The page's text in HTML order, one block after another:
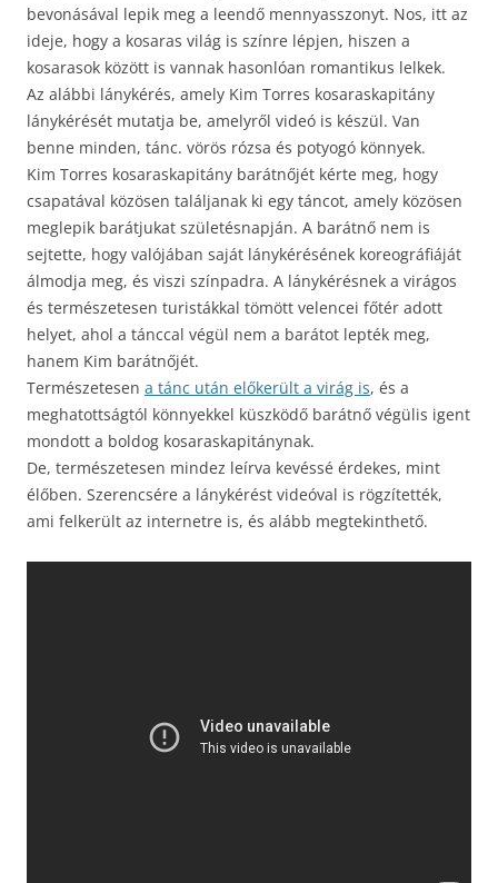
bevonásával lepik meg a leendő mennyasszonyt. Nos, itt az
ideje, hogy a kosaras világ is színre lépjen, hiszen a
kosarasok között is vannak hasonlóan romantikus lelkek.
Az alábbi lánykérés, amely Kim Torres kosaraskapitány
lánykérését mutatja be, amelyről videó is készül. Van
benne minden, tánc. vörös rózsa és potyogó könnyek.
Kim Torres kosaraskapitány barátnőjét kérte meg, hogy
csapatával közösen találjanak ki egy táncot, amely közösen
meglepik barátjukat születésnapján. A barátnő nem is
sejtette, hogy valójában saját lánykérésének koreográfiáját
álmodja meg, és viszi színpadra. A lánykérésnek a virágos
és természetesen turistákkal tömött velencei főtér adott
helyet, ahol a tánccal végül nem a barátot lepték meg,
hanem Kim barátnőjét.
Természetesen a tánc után előkerült a virág is, és a
meghatottságtól könnyekkel küszködő barátnő végülis igent
mondott a boldog kosaraskapitánynak.
De, természetesen mindez leírva kevéssé érdekes, mint
élőben. Szerencsére a lánykérést videóval is rögzítették,
ami felkerült az internetre is, és alább megtekinthető.